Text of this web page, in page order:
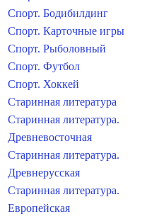
Спорт. Бодибилдинг
Спорт. Карточные игры
Спорт. Рыболовный
Спорт. Футбол
Спорт. Хоккей
Старинная литература
Старинная литература.
Древневосточная
Старинная литература.
Древнерусская
Старинная литература.
Европейская